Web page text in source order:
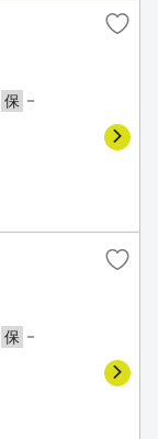
保 －
保 －